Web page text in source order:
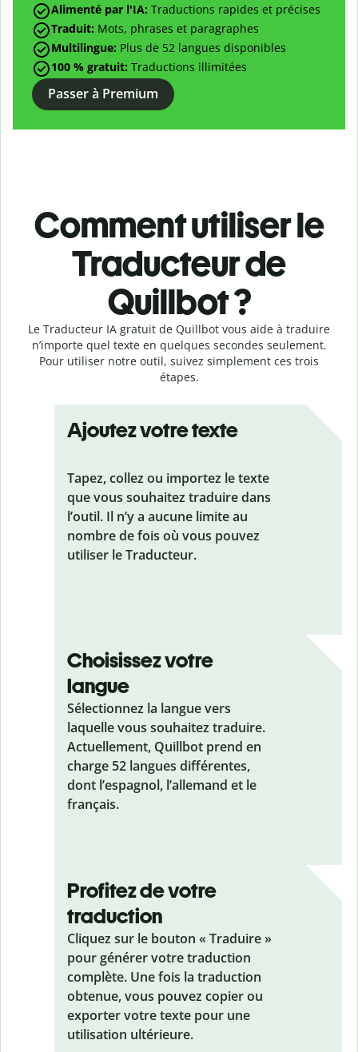
Alimenté par l'IA: Traductions rapides et précises
Traduit: Mots, phrases et paragraphes
Multilingue: Plus de 52 langues disponibles
100 % gratuit: Traductions illimitées
Passer à Premium
Comment utiliser le
Traducteur de
Quillbot ?
Le Traducteur IA gratuit de Quillbot vous aide à traduire
n’importe quel texte en quelques secondes seulement.
Pour utiliser notre outil, suivez simplement ces trois
étapes.
Ajoutez votre texte
Tapez, collez ou importez le texte
que vous souhaitez traduire dans
l’outil. Il n’y a aucune limite au
nombre de fois où vous pouvez
utiliser le Traducteur.
Choisissez votre
langue
Sélectionnez la langue vers
laquelle vous souhaitez traduire.
Actuellement, Quillbot prend en
charge 52 langues différentes,
dont l’espagnol, l’allemand et le
français.
Profitez de votre
traduction
Cliquez sur le bouton « Traduire »
pour générer votre traduction
complète. Une fois la traduction
obtenue, vous pouvez copier ou
exporter votre texte pour une
utilisation ultérieure.